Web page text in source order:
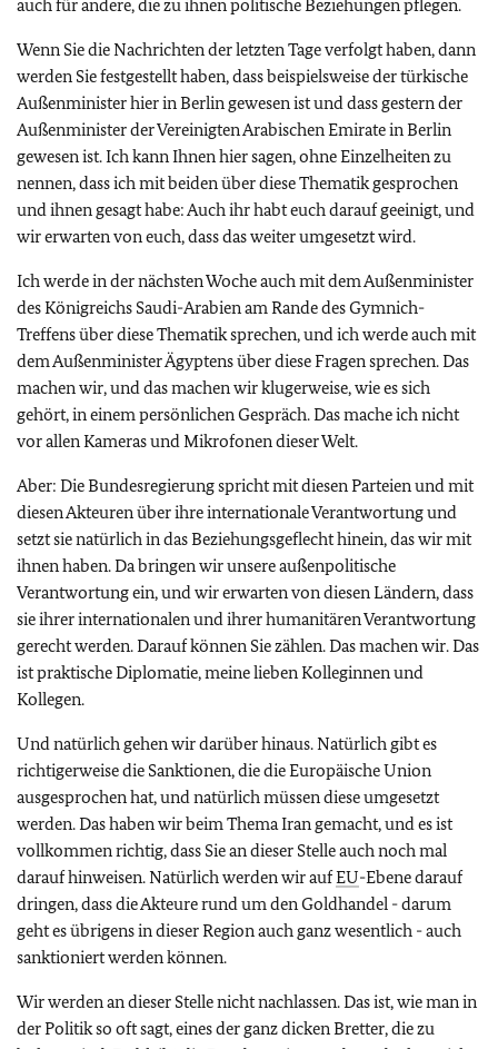
auch für andere, die zu ihnen politische Beziehungen pflegen.
Wenn Sie die Nachrichten der letzten Tage verfolgt haben, dann
werden Sie festgestellt haben, dass beispielsweise der türkische
Außenminister hier in Berlin gewesen ist und dass gestern der
Außenminister der Vereinigten Arabischen Emirate in Berlin
gewesen ist. Ich kann Ihnen hier sagen, ohne Einzelheiten zu
nennen, dass ich mit beiden über diese Thematik gesprochen
und ihnen gesagt habe: Auch ihr habt euch darauf geeinigt, und
wir erwarten von euch, dass das weiter umgesetzt wird.
Ich werde in der nächsten Woche auch mit dem Außenminister
des Königreichs Saudi-Arabien am Rande des Gymnich-
Treffens über diese Thematik sprechen, und ich werde auch mit
dem Außenminister Ägyptens über diese Fragen sprechen. Das
machen wir, und das machen wir klugerweise, wie es sich
gehört, in einem persönlichen Gespräch. Das mache ich nicht
vor allen Kameras und Mikrofonen dieser Welt.
Aber: Die Bundesregierung spricht mit diesen Parteien und mit
diesen Akteuren über ihre internationale Verantwortung und
setzt sie natürlich in das Beziehungsgeflecht hinein, das wir mit
ihnen haben. Da bringen wir unsere außenpolitische
Verantwortung ein, und wir erwarten von diesen Ländern, dass
sie ihrer internationalen und ihrer humanitären Verantwortung
gerecht werden. Darauf können Sie zählen. Das machen wir. Das
ist praktische Diplomatie, meine lieben Kolleginnen und
Kollegen.
Und natürlich gehen wir darüber hinaus. Natürlich gibt es
richtigerweise die Sanktionen, die die Europäische Union
ausgesprochen hat, und natürlich müssen diese umgesetzt
werden. Das haben wir beim Thema Iran gemacht, und es ist
vollkommen richtig, dass Sie an dieser Stelle auch noch mal
darauf hinweisen. Natürlich werden wir aufEU-Ebene darauf
dringen, dass die Akteure rund um den Goldhandel - darum
geht es übrigens in dieser Region auch ganz wesentlich - auch
sanktioniert werden können.
Wir werden an dieser Stelle nicht nachlassen. Das ist, wie man in
der Politik so oft sagt, eines der ganz dicken Bretter, die zu